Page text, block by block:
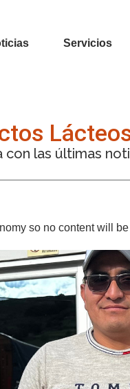
Servicios
con las últimas
so no content will